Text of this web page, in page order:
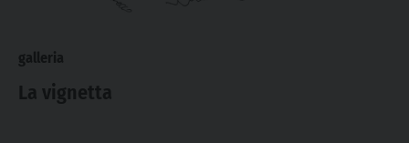
galleria
La vignetta